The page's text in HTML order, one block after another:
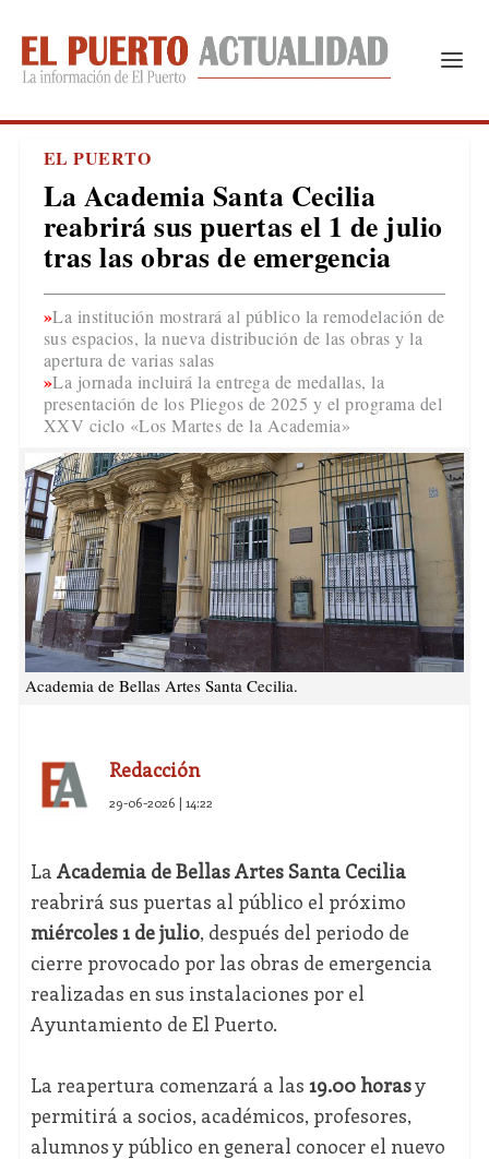
EL PUERTO
La Academia Santa Cecilia
reabrirá sus puertas el 1 de julio
tras las obras de emergencia
La institución mostrará al público la remodelación de
sus espacios, la nueva distribución de las obras y la
apertura de varias salas
La jornada incluirá la entrega de medallas, la
presentación de los Pliegos de 2025 y el programa del
XXV ciclo «Los Martes de la Academia»
Academia de Bellas Artes Santa Cecilia.
Redacción
29-06-2026 | 14:22
La Academia de Bellas Artes Santa Cecilia
reabrirá sus puertas al público el próximo
miércoles 1 de julio, después del periodo de
cierre provocado por las obras de emergencia
realizadas en sus instalaciones por el
Ayuntamiento de El Puerto.
La reapertura comenzará a las 19.00 horasy
permitirá a socios, académicos, profesores,
alumnos y público en general conocer el nuevo